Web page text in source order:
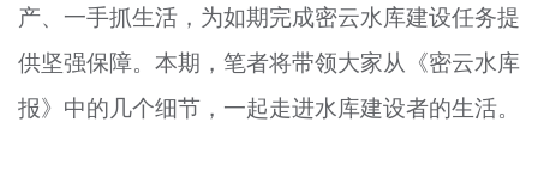
宣传思想文化人才
专题
产、一手抓生活，为如期完成密云水库建设任务提
供坚强保障。本期，笔者将带领大家从《密云水库
报》中的几个细节，一起走进水库建设者的生活。